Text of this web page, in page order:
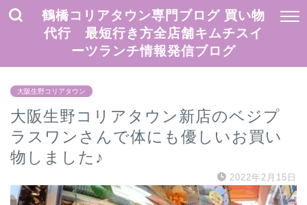
鶴橋コリアタウン専門ブログ 買い物
代行 最短行き方全店舗キムチスイ
ーツランチ情報発信ブログ
大阪生野コリアタウン
大阪生野コリアタウン新店のベジプ
ラスワンさんで体にも優しいお買い
物しました♪
2022年2月15日